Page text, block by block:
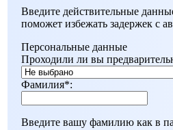
Введите действительные
поможет избежать задержек с
Персональные данные
Проходили ли вы
Фамилия*:
Введите вашу фамилию как в